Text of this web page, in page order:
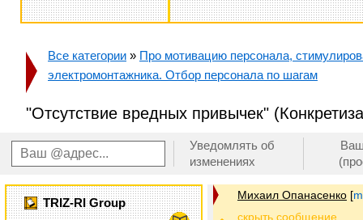
Все категории » Про мотивацию персонала,
электромонтажника. Отбор персонала по шагам
"Отсутствие вредных привычек"
Уведомлять об
изменениях
TRIZ-RI Group
Михаил Опанасенко [